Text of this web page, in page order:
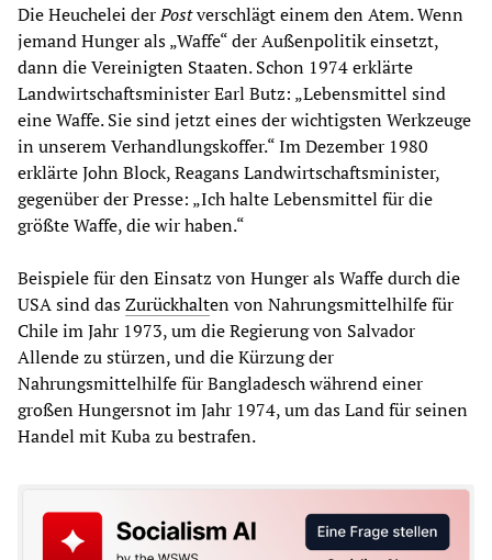
Die Heuchelei derPostverschlägt einem den Atem. Wenn
jemand Hunger als „Waffe“ der Außenpolitik einsetzt,
dann die Vereinigten Staaten. Schon 1974 erklärte
Landwirtschaftsminister Earl Butz: „Lebensmittel sind
eine Waffe. Sie sind jetzt eines der wichtigsten Werkzeuge
in unserem Verhandlungskoffer.“ Im Dezember 1980
erklärte John Block, Reagans Landwirtschaftsminister,
gegenüber der Presse: „Ich halte Lebensmittel für die
größte Waffe, die wir haben.“
Beispiele für den Einsatz von Hunger als Waffe durch die
USA sind dasZurückhalten von Nahrungsmittelhilfe für
Chile im Jahr 1973, um die Regierung von Salvador
Allende zu stürzen, und die Kürzung der
Nahrungsmittelhilfe für Bangladesch während einer
großen Hungersnot im Jahr 1974, um das Land für seinen
Handel mit Kuba zu bestrafen.